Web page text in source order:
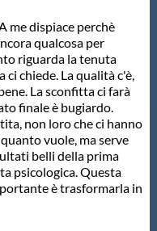
me dispiace perchè
qualcosa per
riguarda la tenuta
ci chiede. La qualità c'è,
La sconfitta ci farà
finale è bugiardo.
non loro che ci hanno
vuole, ma serve
belli della prima
psicologica. Questa
è trasformarla in